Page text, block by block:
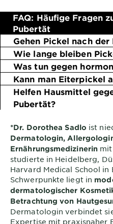
FAQ: Häufige Fragen
Pubertät
Gehen Pickel nach
Wie lange bleiben
Was tun gegen
Kann man Eiterpickel
Helfen Hausmittel
Pubertät?
*Dr. Dorothea Sadlo ist
Dermatologin,
Ernährungsmedizinerin mit
studierte in Heidelberg,
Harvard Medical School in
Schwerpunkte liegt in
dermatologischer
Betrachtung von
Dermatologin verbindet
Expertise mit praxisnaher